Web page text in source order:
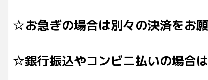
☆お急ぎの場合は別々の決済をお願
☆銀行振込やコンビニ払いの場合